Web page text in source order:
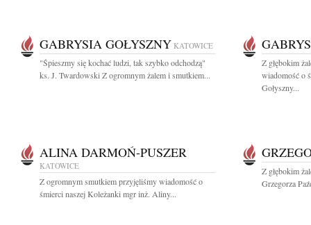
GABRYSIA GOŁYSZNY KATOWICE
"Śpieszmy się kochać ludzi, tak szybko odchodzą"
ks. J. Twardowski Z ogromnym żalem i smutkiem...
Z głębokim
wiadomość o
Gołyszny...
ALINA DARMOŃ-PUSZER
KATOWICE
Z ogromnym smutkiem przyjęliśmy wiadomość o
śmierci naszej Koleżanki mgr inż. Aliny...
Z głębokim
Grzegorza